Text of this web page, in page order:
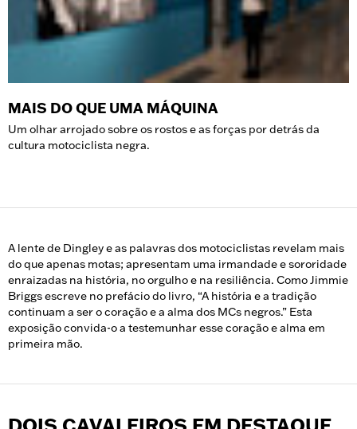
MAIS DO QUE UMA MÁQUINA
Um olhar arrojado sobre os rostos e as forças por detrás da
cultura motociclista negra.
A lente de Dingley e as palavras dos motociclistas revelam mais
do que apenas motas; apresentam uma irmandade e sororidade
enraizadas na história, no orgulho e na resiliência. Como Jimmie
Briggs escreve no prefácio do livro, “A história e a tradição
continuam a ser o coração e a alma dos MCs negros.” Esta
exposição convida-o a testemunhar esse coração e alma em
primeira mão.